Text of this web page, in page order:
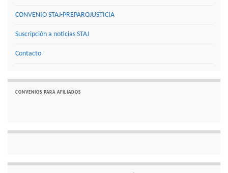
CONVENIO STAJ-PREPAROJUSTICIA
Suscripción a noticias STAJ
Contacto
CONVENIOS PARA AFILIADOS